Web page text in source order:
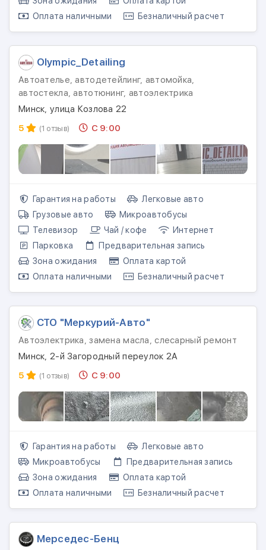
Оплата наличными
Безналичный расчет
Olympic_Detailing
Автоателье, автодетейлинг, автомойка,
автостекла, автотюнинг, автоэлектрика
Минск, улица Козлова 22
5
(1 отзыв) С 9:00
Гарантия на работы
Легковые авто
Грузовые авто
Микроавтобусы
Телевизор
Чай / кофе
Интернет
Парковка
Предварительная запись
Зона ожидания
Оплата картой
Оплата наличными
Безналичный расчет
СТО "Меркурий-Авто"
Автоэлектрика, замена масла, слесарный ремонт
Минск, 2-й Загородный переулок 2А
5
(1 отзыв) С 9:00
Гарантия на работы
Легковые авто
Микроавтобусы
Предварительная запись
Зона ожидания
Оплата картой
Оплата наличными
Безналичный расчет
Мерседес-Бенц